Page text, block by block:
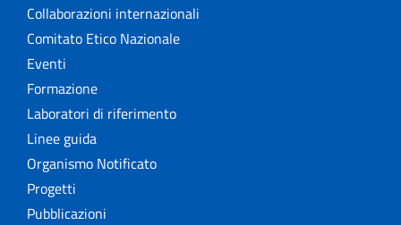
Collaborazioni internazionali
Comitato Etico Nazionale
Eventi
Formazione
Laboratori di riferimento
Linee guida
Organismo Notificato
Progetti
Pubblicazioni